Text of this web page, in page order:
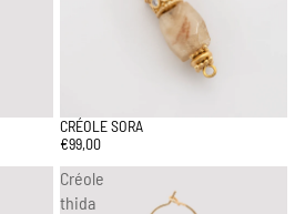
CRÉOLE SORA
€99,00
Créole
thida